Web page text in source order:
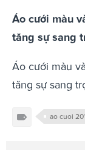
Áo cưới màu
tăng sự sang
Áo cưới màu
tăng sự sang
ao cuoi